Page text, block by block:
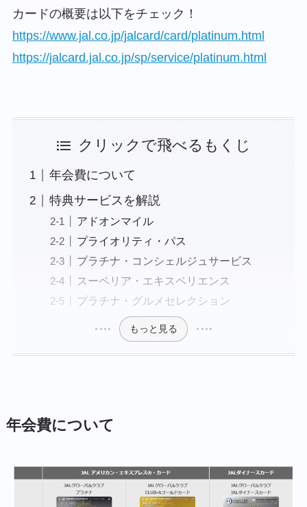
カードの概要は以下をチェック！
https://www.jal.co.jp/jalcard/card/platinum.html
https://jalcard.jal.co.jp/sp/service/platinum.html
クリックで飛べるもくじ
年会費について
特典サービスを解説
アドオンマイル
プライオリティ・パス
プラチナ・コンシェルジュサービス
スーペリア・エキスペリエンス
プラチナ・グルメセレクション
もっと見る
年会費について